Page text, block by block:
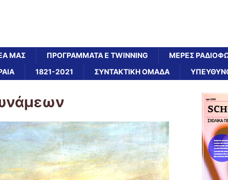
ΜΑΣ ΠΡΟΓΡΑΜΜΑΤΑ E TWINNING
ΜΕΡΕΣ
1821-2021 ΣΥΝΤΑΚΤΙΚΗ ΟΜΑΔΑ